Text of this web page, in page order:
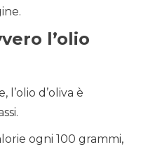
l’olio
d’oliva è
ogni 100 grammi,